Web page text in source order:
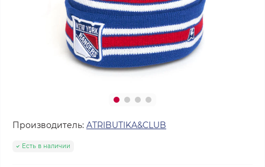
Производитель: ATRIBUTIKA&CLUB
Есть в наличии